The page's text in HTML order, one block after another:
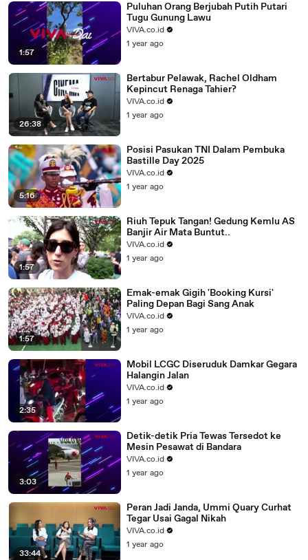
1:57
Puluhan Orang Berjubah Putih Putari
Tugu Gunung Lawu
VIVA.co.id
1 year ago
26:38
Bertabur Pelawak, Rachel Oldham
Kepincut Renaga Tahier?
VIVA.co.id
1 year ago
5:16
Posisi Pasukan TNI Dalam Pembuka
Bastille Day 2025
VIVA.co.id
1 year ago
1:57
Riuh Tepuk Tangan! Gedung Kemlu AS
Banjir Air Mata Buntut..
VIVA.co.id
1 year ago
1:57
Emak-emak Gigih 'Booking Kursi'
Paling Depan Bagi Sang Anak
VIVA.co.id
1 year ago
2:35
Mobil LCGC Diseruduk Damkar Gegara
Halangin Jalan
VIVA.co.id
1 year ago
3:03
Detik-detik Pria Tewas Tersedot ke
Mesin Pesawat di Bandara
VIVA.co.id
1 year ago
33:44
Peran Jadi Janda, Ummi Quary Curhat
Tegar Usai Gagal Nikah
VIVA.co.id
1 year ago